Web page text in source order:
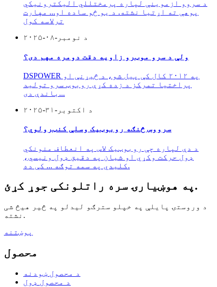
د سروو ازموینې لپاره پرمختللي الیکترونیکي
پوهې ته اړتیا نشته. د یو څو ساده او... مهارت
ترلاسه کول
د نومبر-۰۸-۲۰۲۵
ولې د سرو موټرو زاویه دقت دومره مهم دی؟
DSPOWER په ۲۰۱۲ کال کې پیل شو، د څیړنې او
پراختیا تمرکز د زده کړې روبوټ سرو تولید
باندې دی...
د اکتوبر-۳۱-۲۰۲۵
سرووس څنګه روبوټیک وسلې کنټرولوي؟
د دې لپاره چې روبوټیک لاس په انعطاف منونکي
ډول حرکت وکړي او شیان په دقیق ډول ونیسي،
کلیدي په سمه توګه ... کې ده.
په هوښیارۍ سره راتلونکی جوړ کړئ.
د وروستۍ پایلې په خپلو سترګو لیدلو په څیر هیڅ شی
نشته.
پوښتنه
محصول
د محصول ښودنه
د محصول ډول